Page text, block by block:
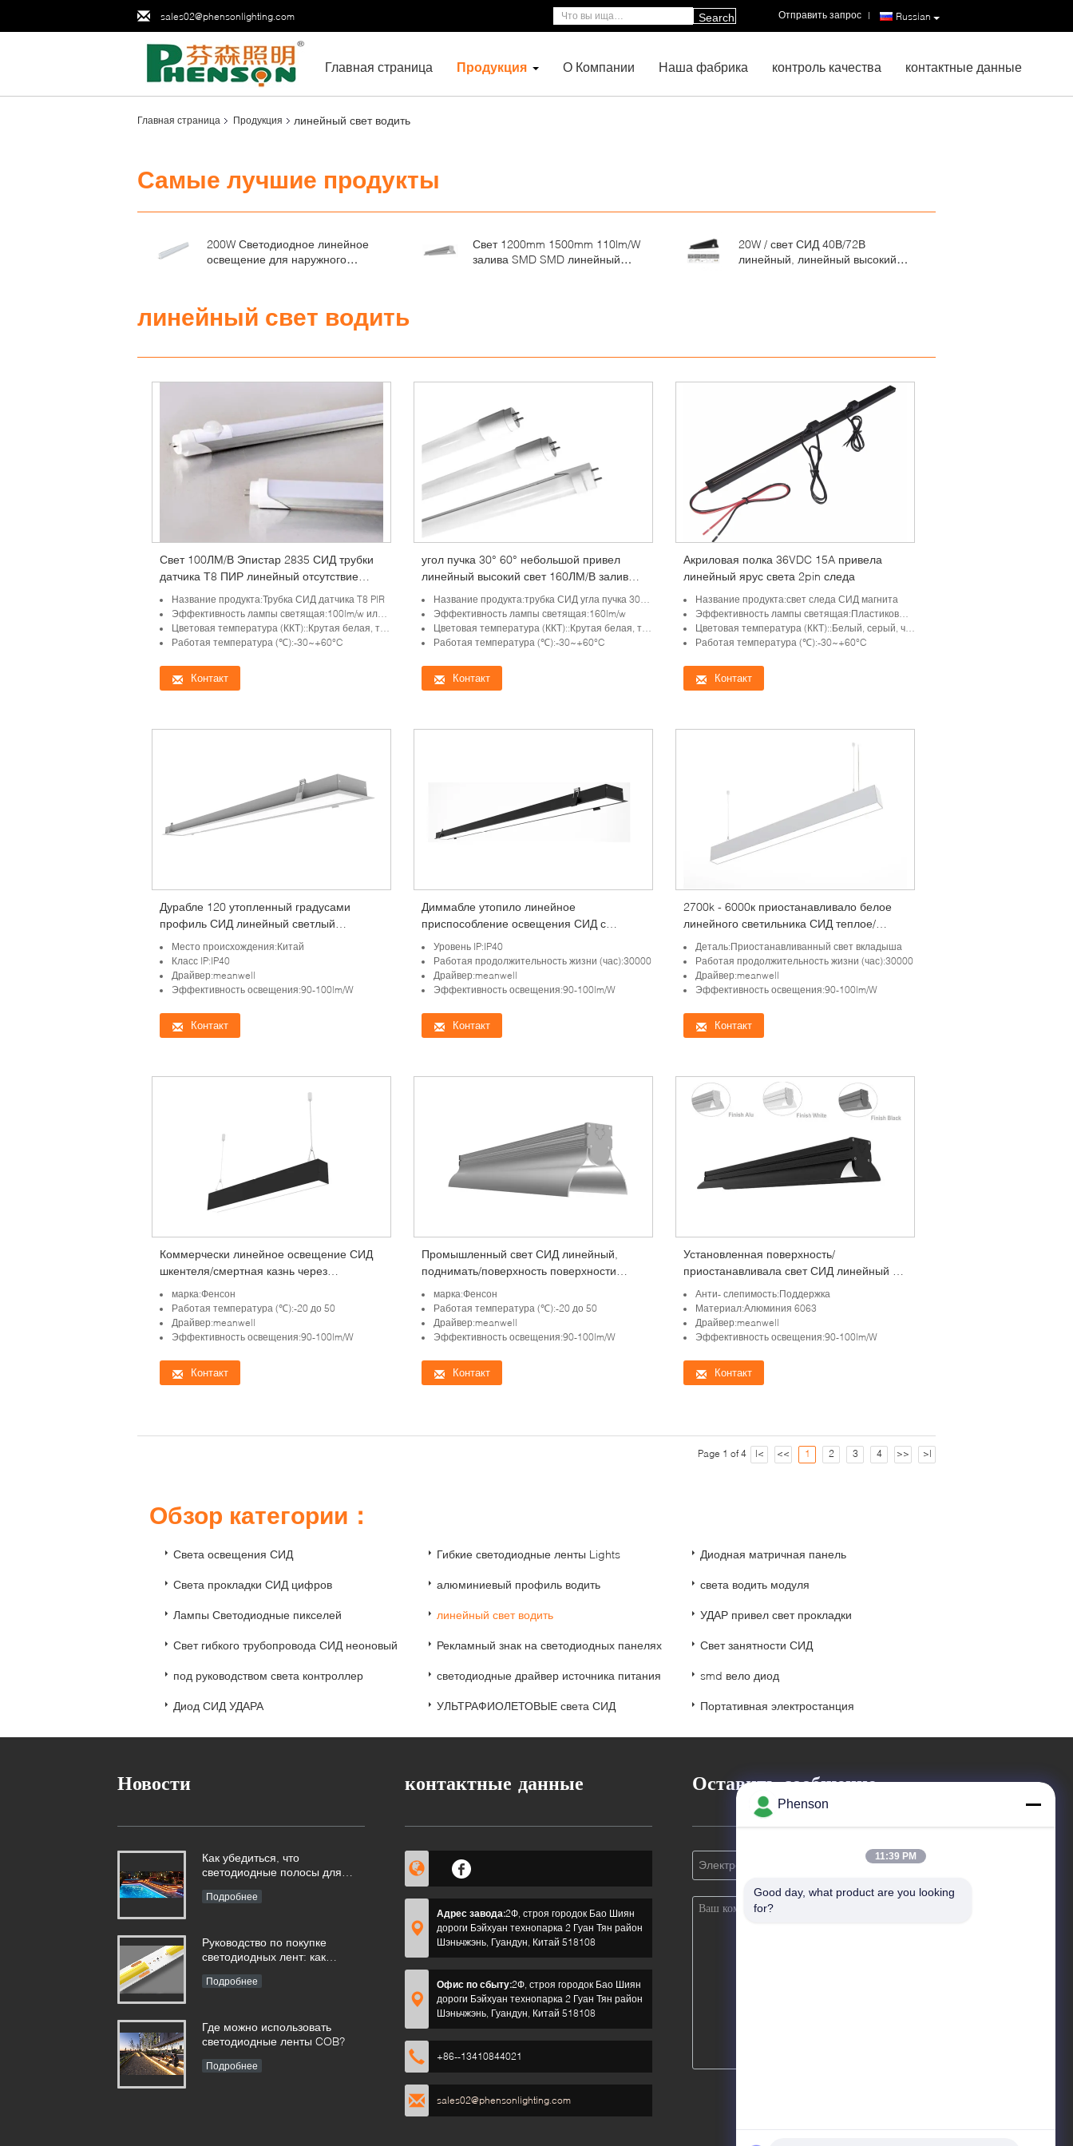
sales02@phensonlighting.com Russian
Отправить запрос |
Search
Главная страница Продукция О Компании Наша фабрика контроль качества контактные данные
Главная страница Продукция линейный свет водить
Самые лучшие продукты
200W Светодиодное линейное
освещение для наружного
Свет 1200mm 1500mm 110lm/W
залива SMD SMD линейный
20W / свет СИД 40В/72В
линейный, линейный высокий
линейный свет водить
Свет 100ЛМ/В Эпистар 2835 СИД трубки
датчика Т8 ПИР линейный отсутствие
фликера 3 лет гарантии
Название продукта:Трубка СИД датчика T8 PIR
Эффективность лампы светящая:100lm/w или больше
Цветовая температура (ККТ)::Крутая белая, теплая белизна, чистая белизна
Работая температура (℃):-30~+60°C
Контакт
угол пучка 30° 60° небольшой привел
линейный высокий свет 160ЛМ/В залива
никакое включено-выключено задержки
немедленное
Название продукта:трубка СИД угла пучка 30° 60°Small
Эффективность лампы светящая:160lm/w
Цветовая температура (ККТ)::Крутая белая, теплая белизна, чистая белизна
Работая температура (℃):-30~+60°C
Контакт
Акриловая полка 36VDC 15A привела
линейный ярус света 2pin следа
Название продукта:свет следа СИД магнита
Эффективность лампы светящая:Пластиковый PVC, медь
Цветовая температура (ККТ)::Белый, серый, черный, OEM/ODM доступно
Работая температура (℃):-30~+60°C
Контакт
Дурабле 120 утопленный градусами
профиль СИД линейный светлый
алюминиевый для дома
Место происхождения:Китай
Класс IP:IP40
Драйвер:meanwell
Эффективность освещения:90-100lm/W
Контакт
Диммабле утопило линейное
приспособление освещения СИД с
материалом алюминия заливки формы
Уровень IP:IP40
Работая продолжительность жизни (час):30000
Драйвер:meanwell
Эффективность освещения:90-100lm/W
Контакт
2700k - 6000к приостанавливало белое
линейного светильника СИД теплое/
белизну для офиса
Деталь:Приостанавливанный свет вкладыша
Работая продолжительность жизни (час):30000
Драйвер:meanwell
Эффективность освещения:90-100lm/W
Контакт
Коммерчески линейное освещение СИД
шкентеля/смертная казнь через
повешение наивысшей мощности
линейная освещают
марка:Фенсон
Работая температура (℃):-20 до 50
Драйвер:meanwell
Эффективность освещения:90-100lm/W
Контакт
Промышленный свет СИД линейный,
поднимать/поверхность поверхности
установил линейное освещение
марка:Фенсон
Работая температура (℃):-20 до 50
Драйвер:meanwell
Эффективность освещения:90-100lm/W
Контакт
Установленная поверхность/
приостанавливала свет СИД линейный с
материалом алюминия 6063
Анти- слепимость:Поддержка
Материал:Алюминия 6063
Драйвер:meanwell
Эффективность освещения:90-100lm/W
Контакт
Page 1 of 4 |< << 1 2 3 4 >> >|
Обзор категории：
Света освещения СИД Гибкие светодиодные ленты Lights Диодная матричная панель
Света прокладки СИД цифров алюминиевый профиль водить света водить модуля
Лампы Светодиодные пикселей линейный свет водить УДАР привел свет прокладки
Свет гибкого трубопровода СИД неоновый Рекламный знак на светодиодных панелях Свет занятности СИД
под руководством света контроллер светодиодные драйвер источника питания smd вело диод
Диод СИД УДАРА УЛЬТРАФИОЛЕТОВЫЕ света СИД Портативная электростанция
Новости
Как убедиться, что
светодиодные полосы для
Подробнее
Руководство по покупке
светодиодных лент: как
светодиодные ленты?
Подробнее
Где можно использовать
светодиодные ленты COB?
Подробнее
контактные данные
Адрес завода:2Ф, строя городок Бао Шиян
дороги Бэйхуан технопарка 2 Гуан Тян район
Шэньчжэнь, Гуандун, Китай 518108
Офис по сбыту:2Ф, строя городок Бао Шиян
дороги Бэйхуан технопарка 2 Гуан Тян район
Шэньчжэнь, Гуандун, Китай 518108
+86--13410844021
sales02@phensonlighting.com
Оставить сообщение
Phenson
11:39 PM
Good day, what product are you looking
for?